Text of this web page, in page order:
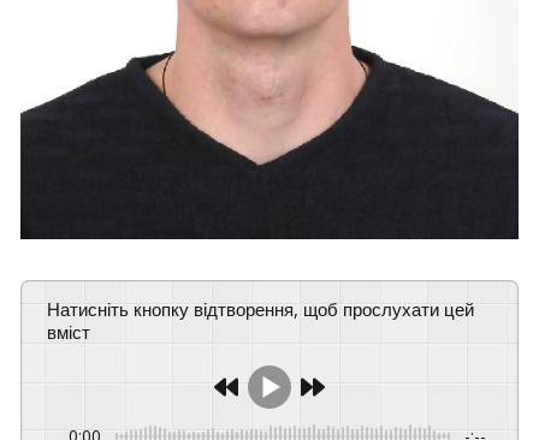
Натисніть кнопку відтворення, щоб прослухати цей
вміст